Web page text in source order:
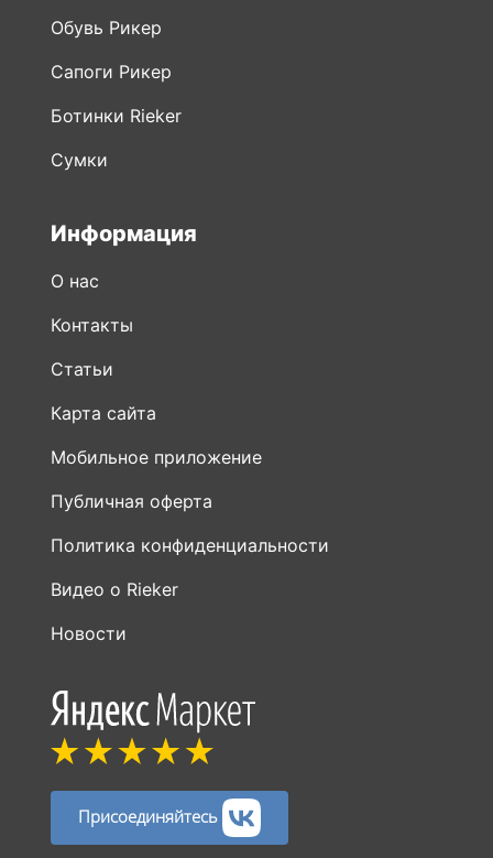
Обувь Рикер
Сапоги Рикер
Ботинки Rieker
Сумки
Информация
О нас
Контакты
Статьи
Карта сайта
Мобильное приложение
Публичная оферта
Политика конфиденциальности
Видео о Rieker
Новости
Присоединяйтесь